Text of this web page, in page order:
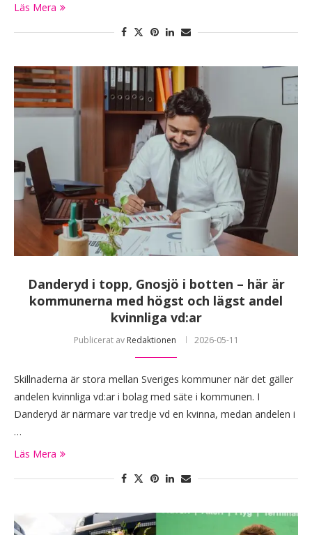
Läs Mera
Danderyd i topp, Gnosjö i botten – här är
kommunerna med högst och lägst andel
kvinnliga vd:ar
Publicerat av Redaktionen 2026-05-11
Skillnaderna är stora mellan Sveriges kommuner när det gäller
andelen kvinnliga vd:ar i bolag med säte i kommunen. I
Danderyd är närmare var tredje vd en kvinna, medan andelen i
…
Läs Mera